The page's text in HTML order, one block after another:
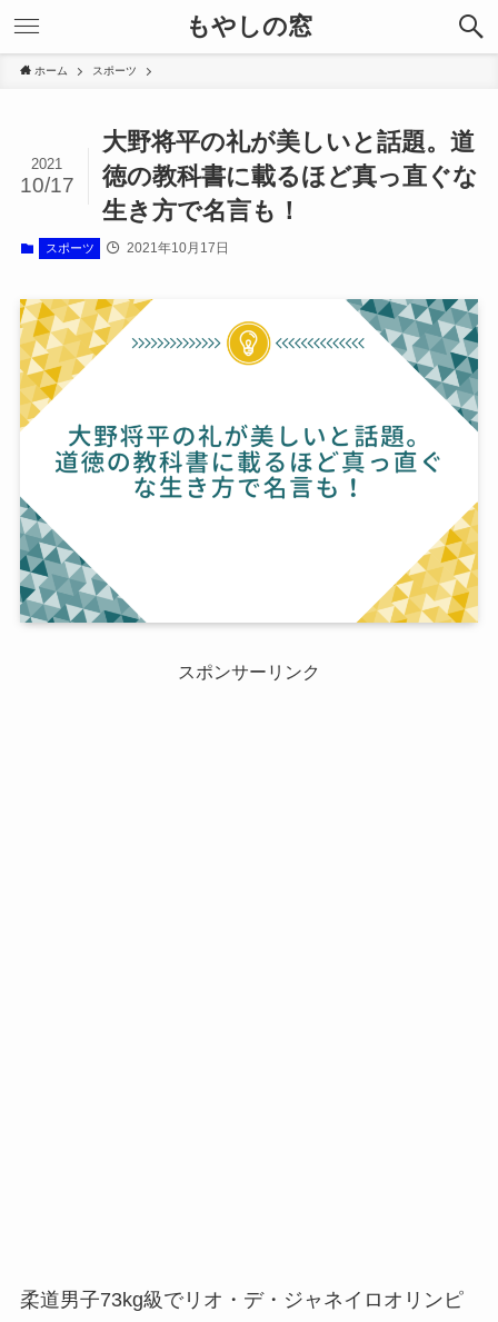
もやしの窓
ホーム スポーツ
大野将平の礼が美しいと話題。道
徳の教科書に載るほど真っ直ぐな
生き方で名言も！
2021
10/17
スポーツ 2021年10月17日
スポンサーリンク
柔道男子73kg級でリオ・デ・ジャネイロオリンピ